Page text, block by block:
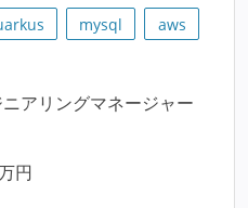
mysql
aws
アリングマネージャー
円